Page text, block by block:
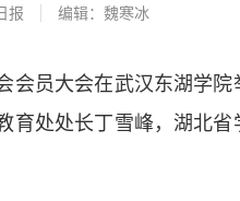
报 编辑：魏寒冰
员大会在武汉东湖学院
育处处长丁雪峰，湖北